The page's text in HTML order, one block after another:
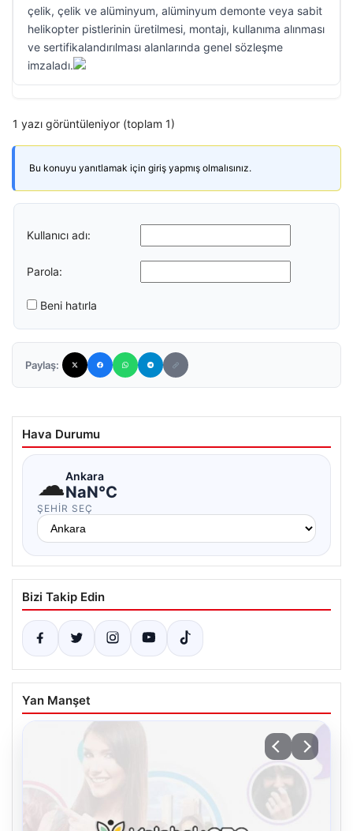
çelik, çelik ve alüminyum, alüminyum demonte veya sabit
helikopter pistlerinin üretilmesi, montajı, kullanıma alınması
ve sertifikalandırılması alanlarında genel sözleşme
imzaladı.
1 yazı görüntüleniyor (toplam 1)
Bu konuyu yanıtlamak için giriş yapmış olmalısınız.
Kullanıcı adı:
Parola:
Beni hatırla
Paylaş:
Hava Durumu
☁Ankara
NaN°C
ŞEHIR SEÇ
Bizi Takip Edin
Yan Manşet